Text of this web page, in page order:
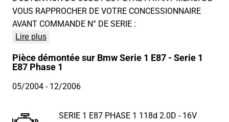
VOUS RAPPROCHER DE VOTRE CONCESSIONNAIRE
AVANT COMMANDE N° DE SERIE :
Lire plus
Pièce démontée sur Bmw Serie 1 E87 - Serie 1
E87 Phase 1
05/2004- 12/2006
SERIE 1 E87 PHASE 1 118d 2.0D - 16V